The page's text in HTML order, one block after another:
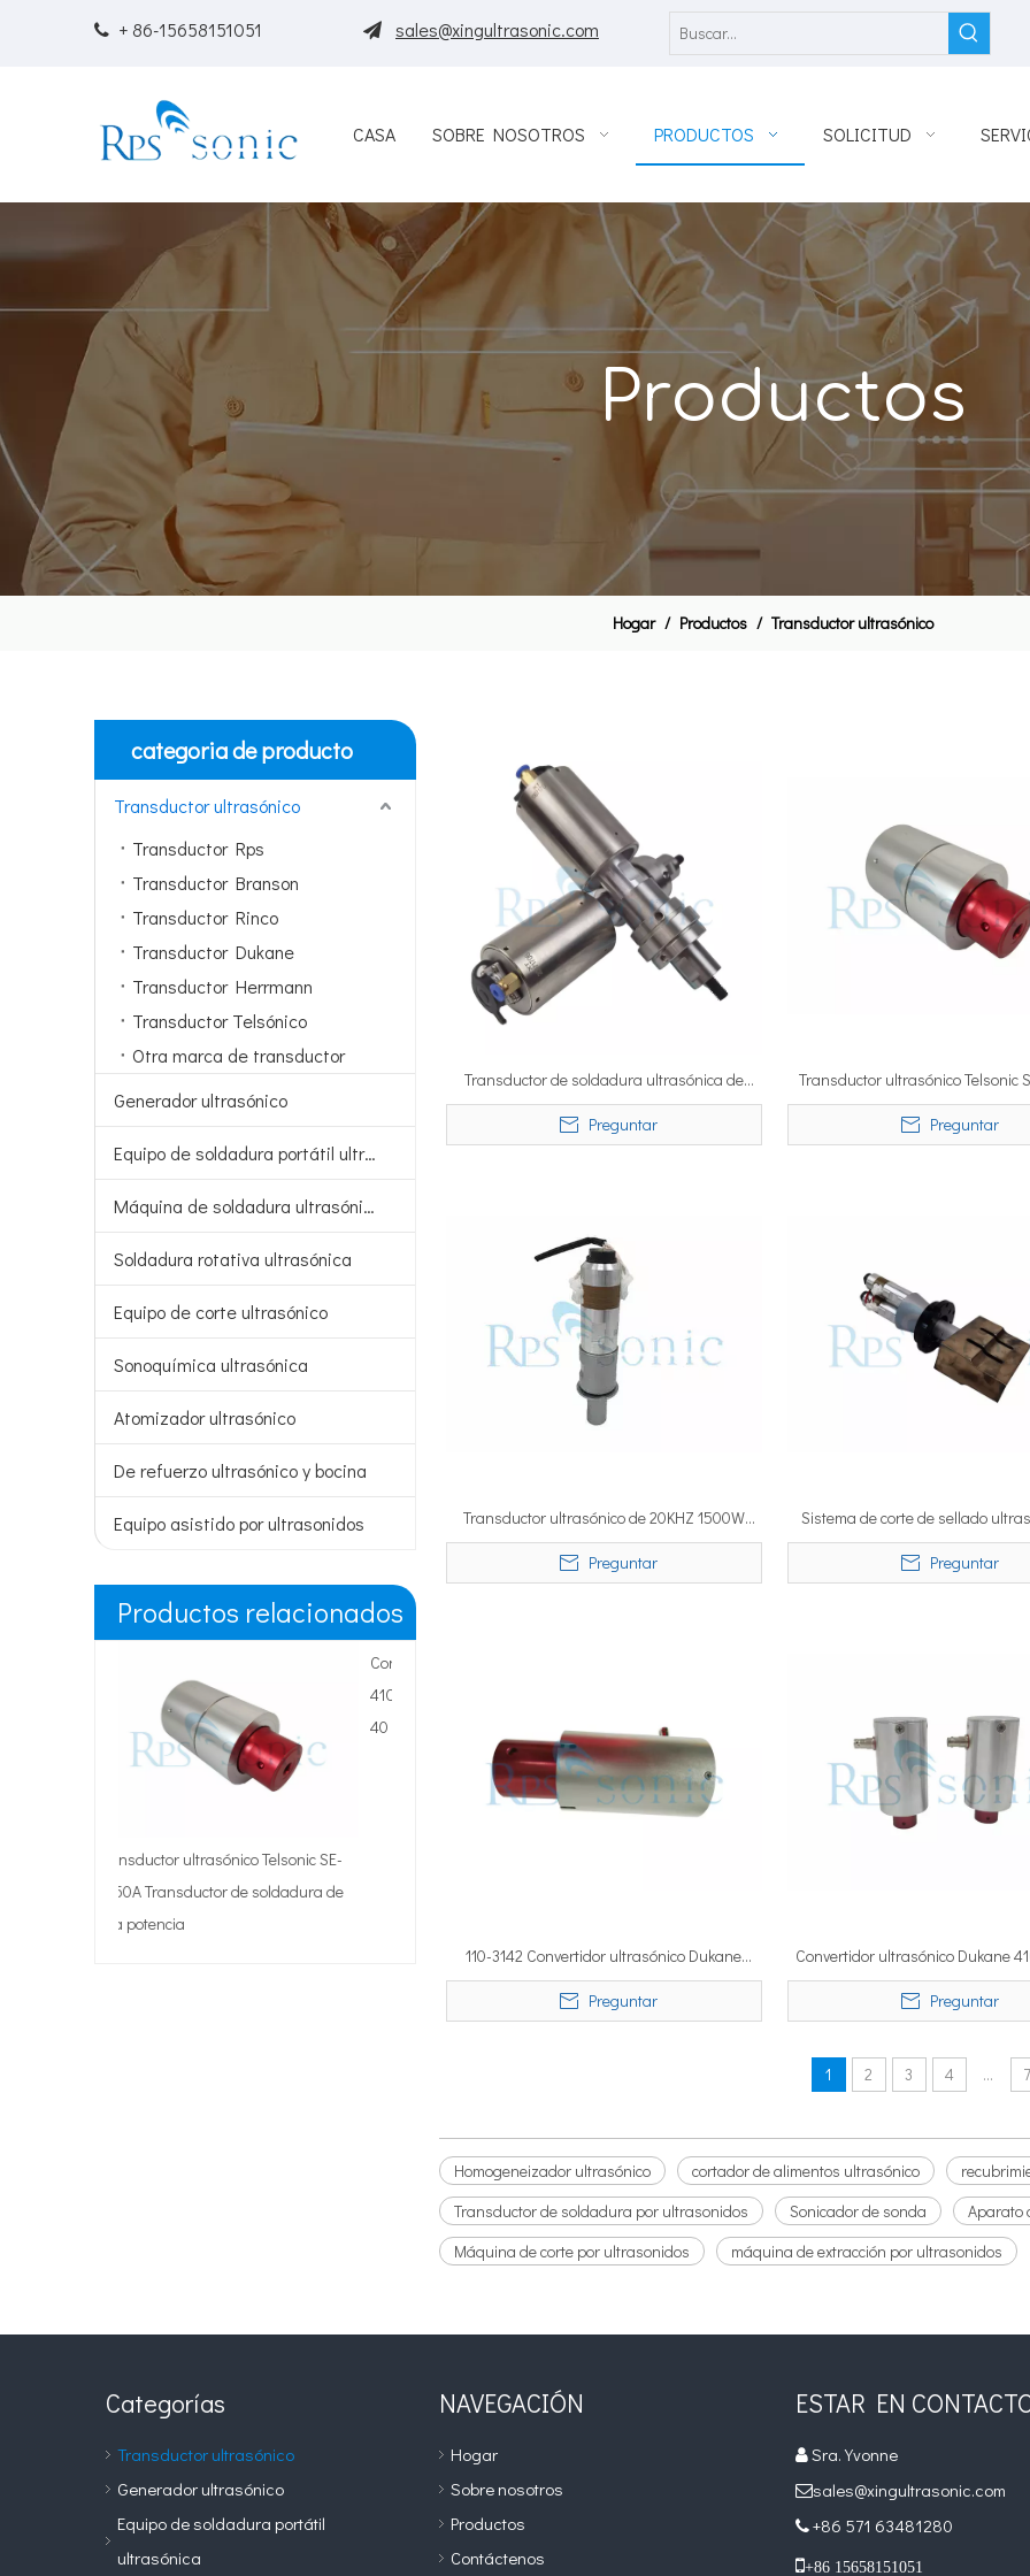
 + 86-15658151051  sales@xingultrasonic.com
CASA SOBRE NOSOTROS PRODUCTOS SOLICITUD
Productos
Hogar / Productos / Transductor ultrasónico
categoria de producto
Transductor ultrasónico
Transductor Rps
Transductor Branson
Transductor Rinco
Transductor Dukane
Transductor Herrmann
Transductor Telsónico
Otra marca de transductor
Generador ultrasónico
Equipo de soldadura portátil ultrasónico
Máquina de soldadura ultrasónica
Soldadura rotativa ultrasónica
Equipo de corte ultrasónico
Sonoquímica ultrasónica
Atomizador ultrasónico
De refuerzo ultrasónico y bocina
Equipo asistido por ultrasonidos
Productos relacionados
41C28 para soldadura ultrasónica de
40 kHz
trabajo de
Transductor de soldadura ultrasónica de
35kHZ con refuerzo de titanio con carcasa
cerrada
Preguntar
Transductor ultrasónico Telsonic
Transductor de soldadura de
Preguntar
Transductor ultrasónico de 20KHZ 1500W
para soldadora de plástico
Preguntar
Sistema de corte de sellado
tejido de alta potencia con
transductor
Preguntar
110-3142 Convertidor ultrasónico Dukane
20kHZ para soldadura
Preguntar
Convertidor ultrasónico Dukane
soldadura ultrasónica de 40
Preguntar
1 2 3 4 ... 7
Homogeneizador ultrasónico cortador de alimentos ultrasónico
Transductor de soldadura por ultrasonidos
Sonicador de sonda Aparato
Máquina de corte por ultrasonidos
máquina de extracción por ultrasonidos
Categorías
Transductor ultrasónico
Generador ultrasónico
Equipo de soldadura portátil
ultrasónica
NAVEGACIÓN
Hogar
Sobre nosotros
Productos
Contáctenos
ESTAR EN
 Sra. Yvonne
sales@xingultrasonic.com
 +86 571 63481280
+86 15658151051